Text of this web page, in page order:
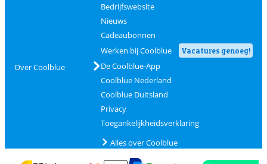
Over Coolblue
Bedrijfswebsite
Nieuws
Cadeaubonnen
Werken bij Coolblue
Vacatures genoeg!
De Coolblue-App
Coolblue Nederland
Coolblue Duitsland
Privacy
Toegankelijkheidsverklaring
Alles over Coolblue